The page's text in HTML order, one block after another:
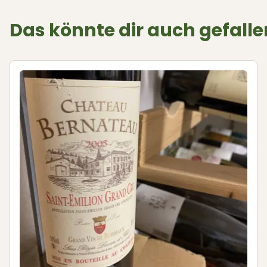
Das könnte dir auch